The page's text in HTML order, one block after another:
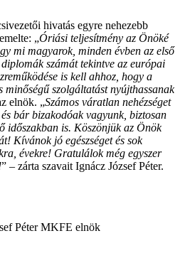
hivatás egyre nehezebb
„Óriási teljesítmény az Önöké
mi magyarok, minden évben az első
számát tekintve az európai
is kell ahhoz, hogy a
szolgáltatást nyújthassanak
elnök. „Számos váratlan nehézséget
bár bizakodóak vagyunk, biztosan
időszakban is. Köszönjük az Önök
Kívánok jó egészséget és sok
évekre! Gratulálok még egyszer
” – zárta szavait Ignácz József Péter.
Péter MKFE elnök